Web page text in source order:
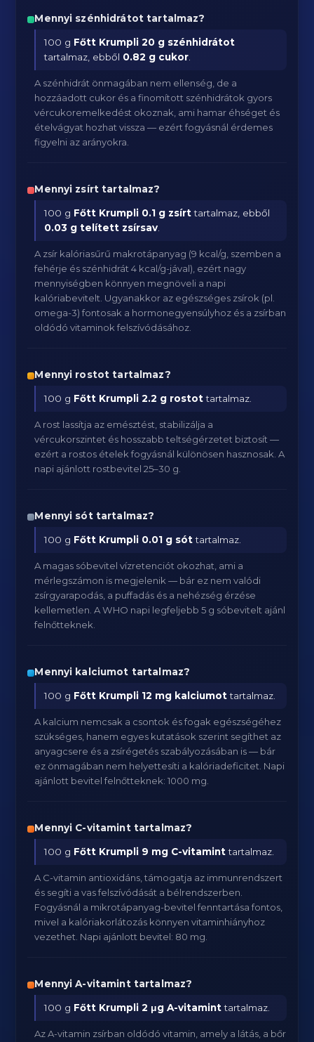
Mennyi szénhidrátot tartalmaz?
100 g Főtt Krumpli 20 g szénhidrátot
tartalmaz, ebből 0.82 g cukor
A szénhidrát önmagában nem ellenség, de a
hozzáadott cukor és a finomított szénhidrátok gyors
vércukoremelkedést okoznak, ami hamar éhséget és
ételvágyat hozhat vissza — ezért fogyásnál érdemes
figyelni az arányokra.
Mennyi zsírt tartalmaz?
100 g Főtt Krumpli 0.1 g zsírttartalmaz, ebből
0.03 g telített zsírsav
A zsír kalóriasűrű makrotápanyag (9 kcal/g, szemben a
fehérje és szénhidrát 4 kcal/g-jával), ezért nagy
mennyiségben könnyen megnöveli a napi
kalóriabevitelt. Ugyanakkor az egészséges zsírok (pl.
omega-3) fontosak a hormonegyensúlyhoz és a zsírban
oldódó vitaminok felszívódásához.
Mennyi rostot tartalmaz?
100 g Főtt Krumpli 2.2 g rostottartalmaz.
A rost lassítja az emésztést, stabilizálja a
vércukorszintet és hosszabb teltségérzetet biztosít —
ezért a rostos ételek fogyásnál különösen hasznosak. A
napi ajánlott rostbevitel 25–30 g.
Mennyi sót tartalmaz?
100 g Főtt Krumpli 0.01 g sóttartalmaz.
A magas sóbevitel vízretenciót okozhat, ami a
mérlegszámon is megjelenik — bár ez nem valódi
zsírgyarapodás, a puffadás és a nehézség érzése
kellemetlen. A WHO napi legfeljebb 5 g sóbevitelt ajánl
felnőtteknek.
Mennyi kalciumot tartalmaz?
100 g Főtt Krumpli 12 mg kalciumottartalmaz.
A kalcium nemcsak a csontok és fogak egészségéhez
szükséges, hanem egyes kutatások szerint segíthet az
anyagcsere és a zsírégetés szabályozásában is — bár
ez önmagában nem helyettesíti a kalóriadeficitet. Napi
ajánlott bevitel felnőtteknek: 1000 mg.
Mennyi C-vitamint tartalmaz?
100 g Főtt Krumpli 9 mg C-vitaminttartalmaz.
A C-vitamin antioxidáns, támogatja az immunrendszert
és segíti a vas felszívódását a bélrendszerben.
Fogyásnál a mikrotápanyag-bevitel fenntartása fontos,
mivel a kalóriakorlátozás könnyen vitaminhiányhoz
vezethet. Napi ajánlott bevitel: 80 mg.
Mennyi A-vitamint tartalmaz?
100 g Főtt Krumpli 2 μg A-vitaminttartalmaz.
Az A-vitamin zsírban oldódó vitamin, amely a látás, a bőr